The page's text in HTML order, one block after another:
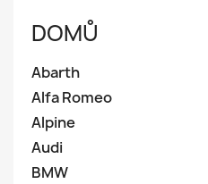
DOMŮ
Abarth
Alfa Romeo
Alpine
Audi
BMW